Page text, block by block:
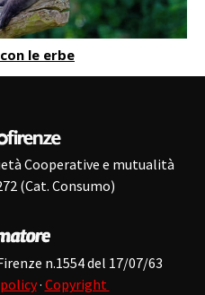
le erbe
Cooperative e mutualità
(Cat. Consumo)
n.1554 del 17/07/63
· Copyright